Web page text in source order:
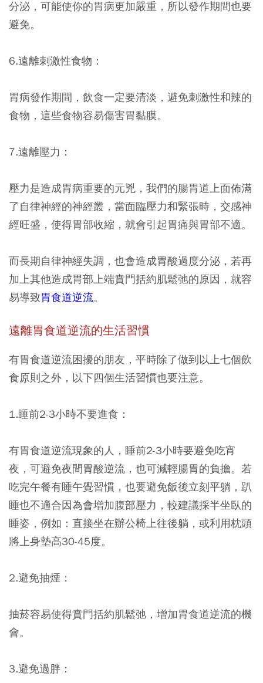
分泌，可能使你的胃病更加嚴重，所以發作期間也要
避免。
6.遠離刺激性食物：
胃病發作期間，飲食一定要清淡，避免刺激性和辣的
食物，這些食物容易傷害胃黏膜。
7.遠離壓力：
壓力是造成胃病重要的元兇，我們的腸胃道上面佈滿
了自律神經的神經叢，當面臨壓力和緊張時，交感神
經旺盛，使得胃部收縮，就會引起胃痛與胃部不適。
而長期自律神經失調，也會造成胃酸過度分泌，若再
加上其他造成胃部上端賁門括約肌鬆弛的原因，就容
易導致胃食道逆流。
遠離胃食道逆流的生活習慣
有胃食道逆流困擾的朋友，平時除了做到以上七個飲
食原則之外，以下四個生活習慣也要注意。
1.睡前2-3小時不要進食：
有胃食道逆流現象的人，睡前2-3小時要避免吃宵
夜，可避免夜間胃酸逆流，也可減輕腸胃的負擔。若
吃完午餐有睡午覺習慣，也要避免飯後立刻平躺，趴
睡也不適合因為會增加腹部壓力，較建議採半坐臥的
睡姿，例如：直接坐在辦公椅上往後躺，或利用枕頭
將上身墊高30-45度。
2.避免抽煙：
抽菸容易使得賁門括約肌鬆弛，增加胃食道逆流的機
會。
3.避免過胖：